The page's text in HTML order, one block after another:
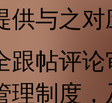
供与之
跟帖评
理制度